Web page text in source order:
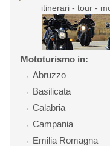
itinerari - tour -
Mototurismo in:
Abruzzo
Basilicata
Calabria
Campania
Emilia Romagna